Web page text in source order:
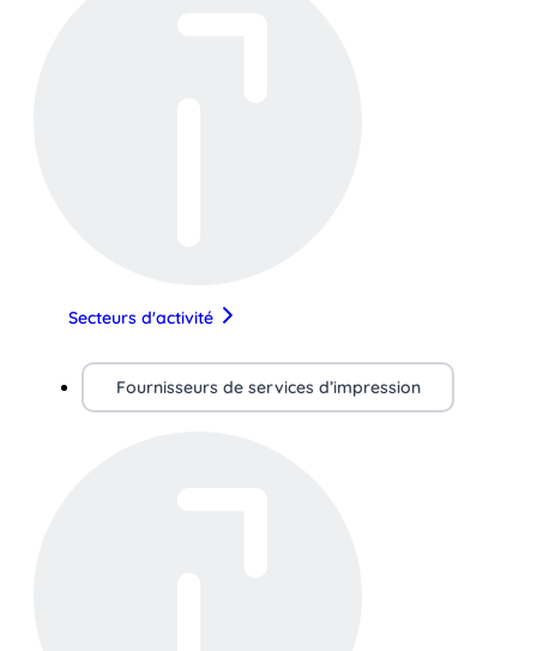
Secteurs d'activité
Fournisseurs de services d’impression